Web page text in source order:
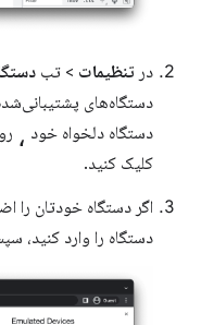
در تنظیمات > تب
دستگاه‌های
دستگاه دلخواه خود ،
کلیک کنید.
اگر دستگاه خودتان را
دستگاه را وارد کنید،